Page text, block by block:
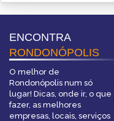
ENCONTRA
RONDONÓPOLIS
O melhor de
Rondonópolis num só
lugar! Dicas, onde ir, o que
fazer, as melhores
empresas, locais, serviços